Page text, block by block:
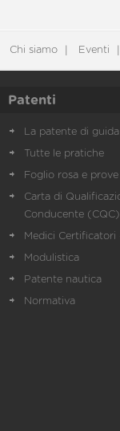
Chi siamo Eventi
Patenti
La patente di guida
Tutte le pratiche
Foglio rosa e prove
Carta di
Conducente (CQC)
Medici Certificatori
Modulistica
Patente nautica
Normativa